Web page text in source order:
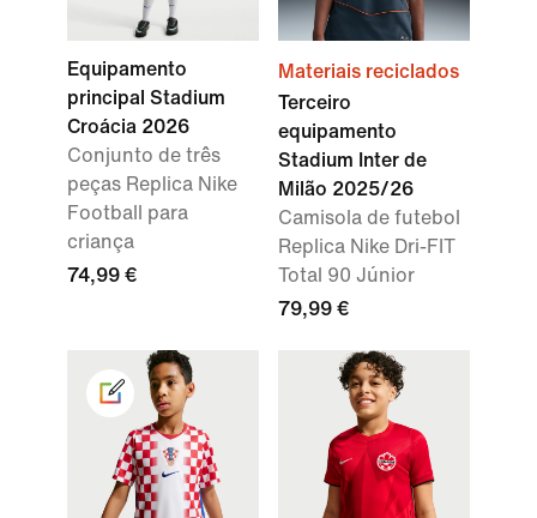
Equipamento
principal Stadium
Croácia 2026
Conjunto de três
peças Replica Nike
Football para
criança
74,99 €
Materiais reciclados
Terceiro
equipamento
Stadium Inter de
Milão 2025/26
Camisola de futebol
Replica Nike Dri-FIT
Total 90 Júnior
79,99 €